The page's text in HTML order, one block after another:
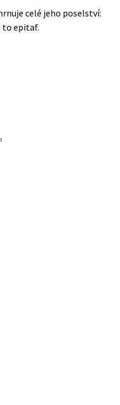
celé jeho poselství:
to epitaf.